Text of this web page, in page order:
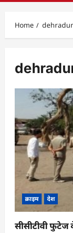
Home
क्राइम देश
सीसीटीवी